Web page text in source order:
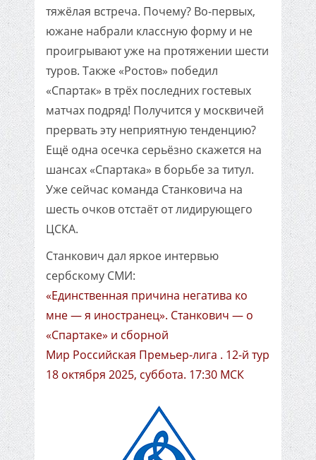
тяжёлая встреча. Почему? Во-первых,
южане набрали классную форму и не
проигрывают уже на протяжении шести
туров. Также «Ростов» победил
«Спартак» в трёх последних гостевых
матчах подряд! Получится у москвичей
прервать эту неприятную тенденцию?
Ещё одна осечка серьёзно скажется на
шансах «Спартака» в борьбе за титул.
Уже сейчас команда Станковича на
шесть очков отстаёт от лидирующего
ЦСКА.
Станкович дал яркое интервью
сербскому СМИ:
«Единственная причина негатива ко
мне — я иностранец». Станкович — о
«Спартаке» и сборной
Мир Российская Премьер-лига . 12-й тур
18 октября 2025, суббота. 17:30 МСК